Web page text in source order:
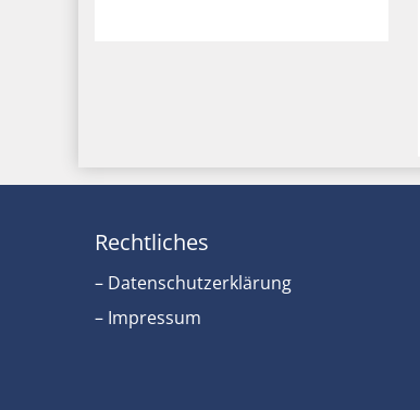
Rechtliches
– Datenschutzerklärung
– Impressum